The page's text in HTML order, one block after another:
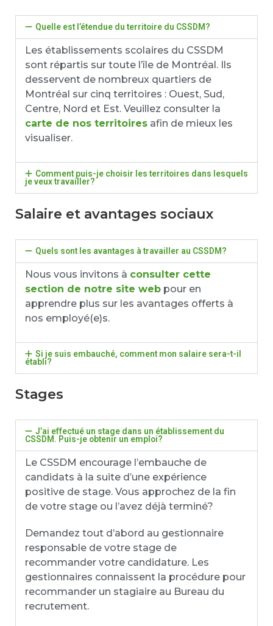
Quelle est l’étendue du territoire du CSSDM?
Les établissements scolaires du CSSDM
sont répartis sur toute l’île de Montréal. Ils
desservent de nombreux quartiers de
Montréal sur cinq territoires : Ouest, Sud,
Centre, Nord et Est. Veuillez consulter la
carte de nos territoires afin de mieux les
visualiser.
Comment puis-je choisir les territoires dans lesquels
je veux travailler?
Salaire et avantages sociaux
Quels sont les avantages à travailler au CSSDM?
Nous vous invitons à consulter cette
section de notre site web pour en
apprendre plus sur les avantages offerts à
nos employé(e)s.
Si je suis embauché, comment mon salaire sera-t-il
établi?
Stages
J’ai effectué un stage dans un établissement du
CSSDM. Puis-je obtenir un emploi?
Le CSSDM encourage l’embauche de
candidats à la suite d’une expérience
positive de stage. Vous approchez de la fin
de votre stage ou l’avez déjà terminé?
Demandez tout d’abord au gestionnaire
responsable de votre stage de
recommander votre candidature. Les
gestionnaires connaissent la procédure pour
recommander un stagiaire au Bureau du
recrutement.